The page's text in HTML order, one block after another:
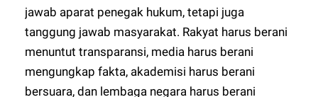
jawab aparat penegak hukum, tetapi juga
tanggung jawab masyarakat. Rakyat harus berani
menuntut transparansi, media harus berani
mengungkap fakta, akademisi harus berani
bersuara, dan lembaga negara harus berani